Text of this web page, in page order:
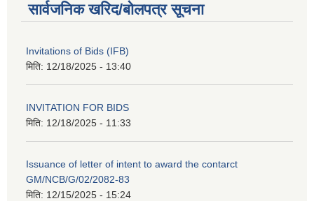
सार्वजनिक खरिद/बोलपत्र सूचना
Invitations of Bids (IFB)
मिति: 12/18/2025 - 13:40
INVITATION FOR BIDS
मिति: 12/18/2025 - 11:33
Issuance of letter of intent to award the contarct
GM/NCB/G/02/2082-83
मिति: 12/15/2025 - 15:24